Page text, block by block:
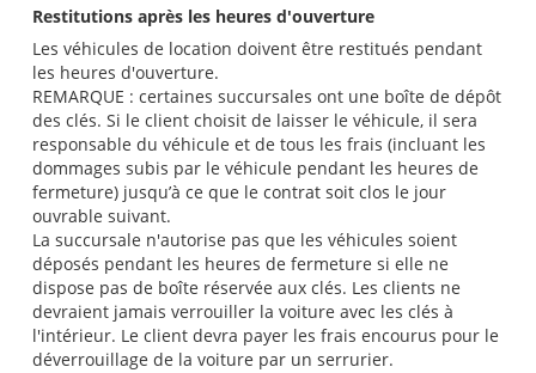
Restitutions après les heures d'ouverture
Les véhicules de location doivent être restitués pendant
les heures d'ouverture.
REMARQUE : certaines succursales ont une boîte de dépôt
des clés. Si le client choisit de laisser le véhicule, il sera
responsable du véhicule et de tous les frais (incluant les
dommages subis par le véhicule pendant les heures de
fermeture) jusqu’à ce que le contrat soit clos le jour
ouvrable suivant.
La succursale n'autorise pas que les véhicules soient
déposés pendant les heures de fermeture si elle ne
dispose pas de boîte réservée aux clés. Les clients ne
devraient jamais verrouiller la voiture avec les clés à
l'intérieur. Le client devra payer les frais encourus pour le
déverrouillage de la voiture par un serrurier.